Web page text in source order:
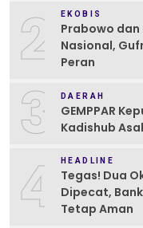
2 EKOBIS
Prabowo dan
Nasional,
Peran
3 DAERAH
GEMPPAR
Kadishub
4 HEADLINE
Tegas! Dua
Dipecat,
Tetap Aman